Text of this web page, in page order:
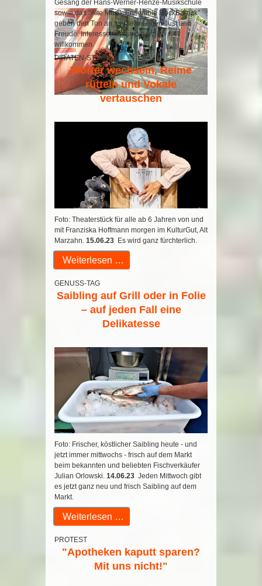
Gesang der Hans-Werner-Henze-Musikschule
sowie das "Alte Musik Ensemble RockBarock"
geben den Ton an für mehr Lebenslust und
Freude. Interessenten sind herzlich
willkommen.
PIRATEN-STÜCK
Wörter wechseln, Reime
rütteln und Vokale
vertauschen
Foto: Theaterstück für alle ab 6 Jahren von und
mit Franziska Hoffmann morgen im KulturGut, Alt
Marzahn. 15.06.23 Es wird ganz fürchterlich.
Weiterlesen …
GENUSS-TAG
Saibling auf Grill oder in Folie
– auf jeden Fall eine
Delikatesse
Foto: Frischer, köstlicher Saibling heute - und
jetzt immer mittwochs - frisch auf dem Markt
beim bekannten und beliebten Fischverkäufer
Julian Orlowski. 14.06.23 Jeden Mittwoch gibt
es jetzt ganz neu und frisch Saibling auf dem
Markt.
Weiterlesen …
PROTEST
"Apotheken kaputt sparen?
Mit uns nicht!"